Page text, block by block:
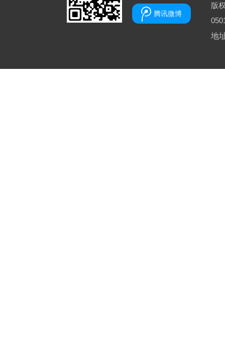
腾讯微博
版
地